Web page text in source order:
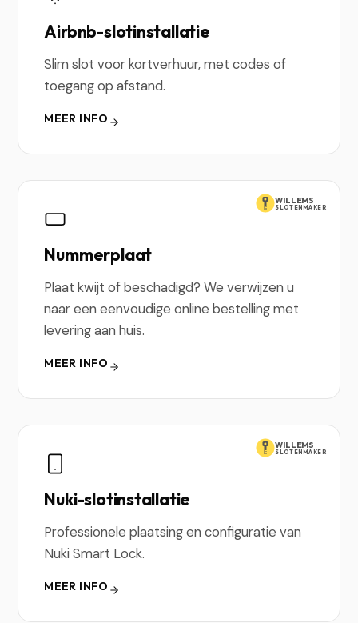
Airbnb-slotinstallatie
Slim slot voor kortverhuur, met codes of
toegang op afstand.
MEER INFO
WILLEMS
SLOTENMAKER
Nummerplaat
Plaat kwijt of beschadigd? We verwijzen u
naar een eenvoudige online bestelling met
levering aan huis.
MEER INFO
WILLEMS
SLOTENMAKER
Nuki-slotinstallatie
Professionele plaatsing en configuratie van
Nuki Smart Lock.
MEER INFO